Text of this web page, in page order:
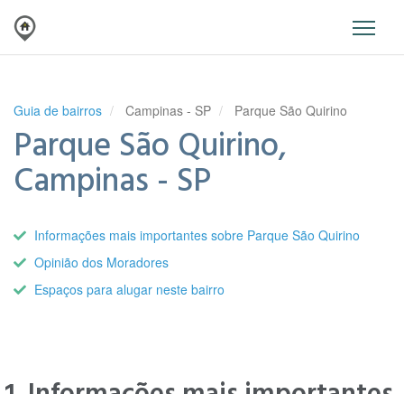
Guia de bairros Campinas - SP Parque São Quirino
Parque São Quirino,
Campinas - SP
Informações mais importantes sobre Parque São Quirino
Opinião dos Moradores
Espaços para alugar neste bairro